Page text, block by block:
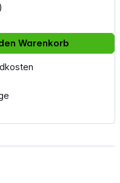
Warenkorb